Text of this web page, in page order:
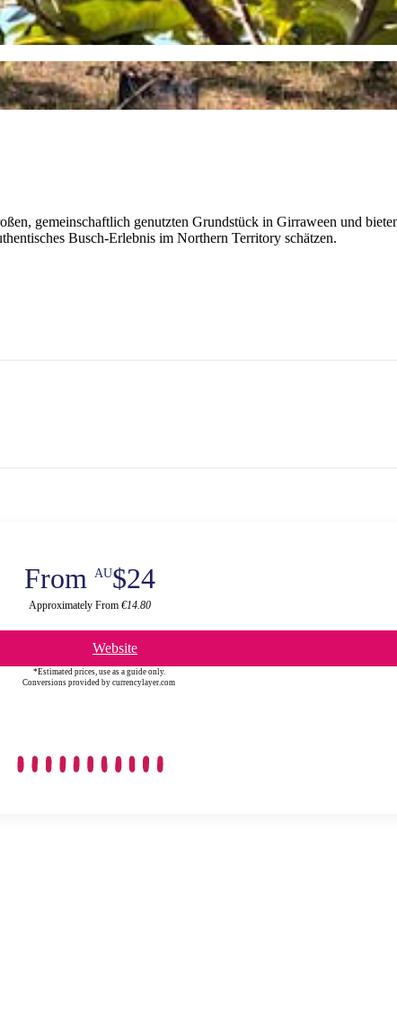
gemeinschaftlich genutzten Grundstück in Girraween und
Busch-Erlebnis im Northern Territory schätzen.
From AU$24
Approximately From €14.80
Website
*Estimated prices, use as a guide only.
Conversions provided by currencylayer.com